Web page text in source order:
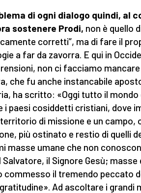
di ogni dialogo quindi, al
sostenere Prodi, non è quello
corretti”, ma di fare il
a far da zavorra. E qui in
non ci facciamo
che fu anche instancabile
ha scritto: «Oggi tutto il
i paesi cosiddetti cristiani, dove
di missione e un campo,
più ostinato e restio di quelli
masse umane che non
Salvatore, il Signore Gesù;
commesso il tremendo peccato
Ad ascoltare i grandi